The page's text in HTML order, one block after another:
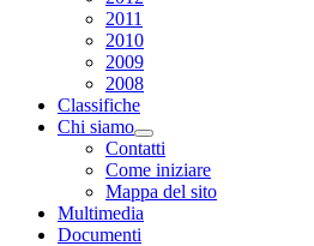
2011
2010
2009
2008
Classifiche
Chi siamo
Contatti
Come iniziare
Mappa del sito
Multimedia
Documenti